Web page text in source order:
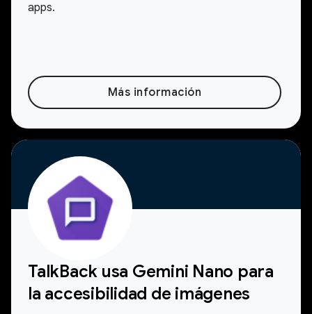
apps.
Más información
TalkBack usa Gemini Nano para
la accesibilidad de imágenes